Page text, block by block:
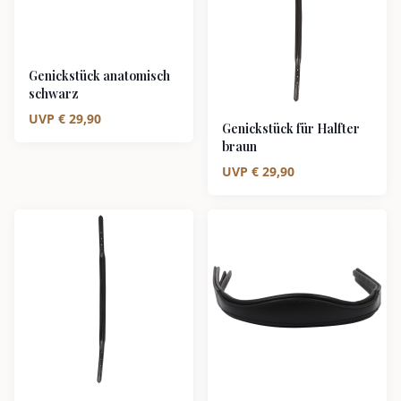
Genickstück anatomisch
schwarz
UVP € 29,90
Genickstück für Halfter
braun
UVP € 29,90